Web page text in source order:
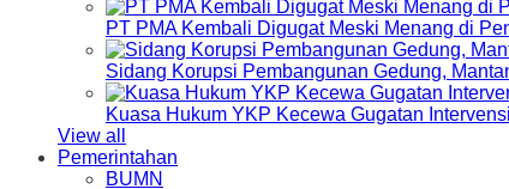
PT PMA Kembali Digugat Meski Menang di
Sidang Korupsi Pembangunan Gedung,
Kuasa Hukum YKP Kecewa Gugatan
View all
Pemerintahan
BUMN